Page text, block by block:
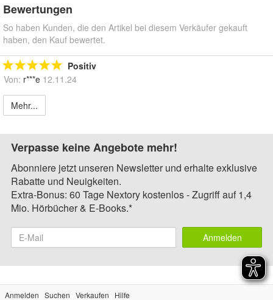
Bewertungen
So haben Kunden, die den Artikel bei diesem Verkäufer gekauft
haben, den Kauf bewertet.
Positiv
Von: r***e 12.11.24
Mehr...
Verpasse keine Angebote mehr!
Abonniere jetzt unseren Newsletter und erhalte exklusive
Rabatte und Neuigkeiten.
Extra-Bonus: 60 Tage Nextory kostenlos - Zugriff auf 1,4
Mio. Hörbücher & E-Books.*
Anmelden
Anmelden Suchen Verkaufen Hilfe